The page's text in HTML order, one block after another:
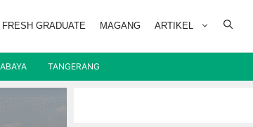
FRESH GRADUATE MAGANG ARTIKEL
TANGERANG